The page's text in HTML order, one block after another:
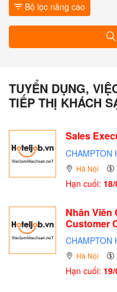
Bộ lọc nâng cao
TUYỂN DỤNG,
TIẾP THỊ KHÁCH
Sales
CHAMPTON
Hà Nội
Hạn cuối:
Nhân Viên
Customer
CHAMPTON
Hà Nội
Hạn cuối: